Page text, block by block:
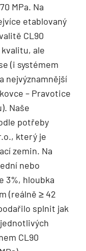
MPa. Na
etablovaný
CL90
ale
(i systémem
nejvýznamnější
– Pravotice
Naše
potřeby
který je
zemin. Na
nebo
3%, hloubka
(reálně ≥ 42
splnit jak
CL90